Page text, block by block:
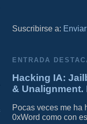
Suscribirse a:
ENTRADA
Hacking IA:
&
Pocas veces me ha
0xWord como con